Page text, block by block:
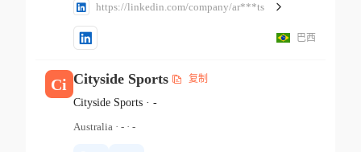
https://linkedin.com/company/ar***ts
巴西
Ci Cityside Sports 复制
Cityside Sports· -
Australia· -· -